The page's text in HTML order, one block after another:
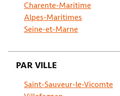
Charente-Maritime
Alpes-Maritimes
Seine-et-Marne
PAR VILLE
Saint-Sauveur-le-Vicomte